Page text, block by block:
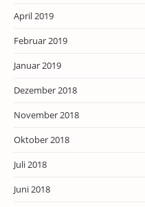
April 2019
Februar 2019
Januar 2019
Dezember 2018
November 2018
Oktober 2018
Juli 2018
Juni 2018